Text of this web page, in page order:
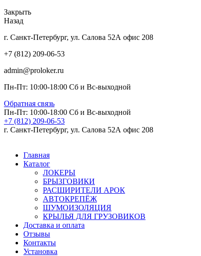
Закрыть
Назад
г. Санкт-Петербург, ул. Салова 52А офис 208
+7 (812) 209-06-53
admin@proloker.ru
Пн-Пт: 10:00-18:00 Сб и Вс-выходной
Обратная связь
Пн-Пт: 10:00-18:00 Сб и Вс-выходной
+7 (812) 209-06-53
г. Санкт-Петербург, ул. Салова 52А офис 208
Главная
Каталог
ЛОКЕРЫ
БРЫЗГОВИКИ
РАСШИРИТЕЛИ АРОК
АВТОКРЕПЁЖ
ШУМОИЗОЛЯЦИЯ
КРЫЛЬЯ ДЛЯ ГРУЗОВИКОВ
Доставка и оплата
Отзывы
Контакты
Установка